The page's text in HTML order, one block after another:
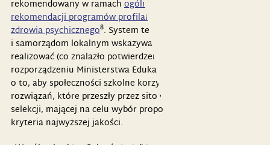
rekomendowany w ramach ogólnopolskiego systemu
rekomendacji programów profilaktycznych i promocji
zdrowia psychicznego8. System ten stworzono, aby szkołom
i samorządom lokalnym wskazywać programy, które warto
realizować (co znalazło potwierdzenie m.in. w
rozporządzeniu Ministerstwa Edukacji Narodowej
o to, aby społeczności szkolne korzystały ze sprawdzonych
rozwiązań, które przeszły przez sito wielowarstwowej
selekcji, mającej na celu wybór propozycji spełniających
kryteria najwyższej jakości.